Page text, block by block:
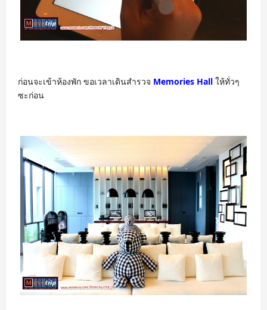
ก่อนจะเข้าห้องพัก ขอเวลาเดินสำรวจ Memories Hall ให้ทั่วๆ
ซะก่อน